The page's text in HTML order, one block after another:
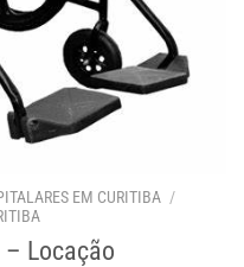
EM CURITIBA /
– Locação